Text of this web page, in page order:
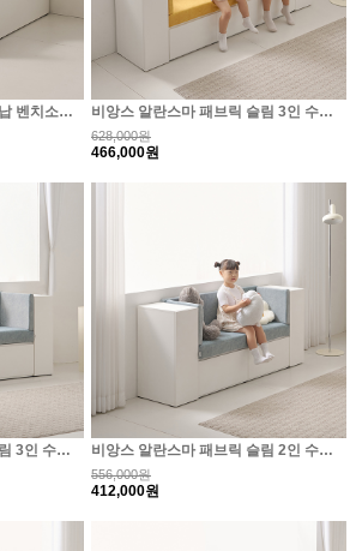
비앙스 알란스마 패브릭 수납 벤치소파 스툴 비앙스 알란스마 패브릭 슬림 3인 수납 벤치소파+사이..
628,000원
466,000원
비앙스 알란스마 패브릭 슬림 3인 수납 벤치소파+사이.. 비앙스 알란스마 패브릭 슬림 2인 수납 벤치소파+사이..
556,000원
412,000원